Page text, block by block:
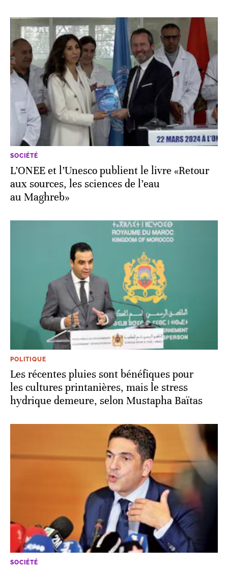
SOCIÉTÉ
L’ONEE et l’Unesco publient le livre «Retour
aux sources, les sciences de l’eau
au Maghreb»
POLITIQUE
Les récentes pluies sont bénéfiques pour
les cultures printanières, mais le stress
hydrique demeure, selon Mustapha Baïtas
SOCIÉTÉ